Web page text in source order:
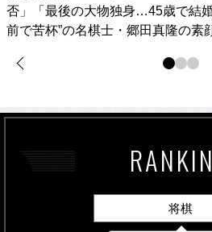
否」「最後の大物独身…45歳で結
前で苦杯”の名棋士・郷田真隆の素
将棋